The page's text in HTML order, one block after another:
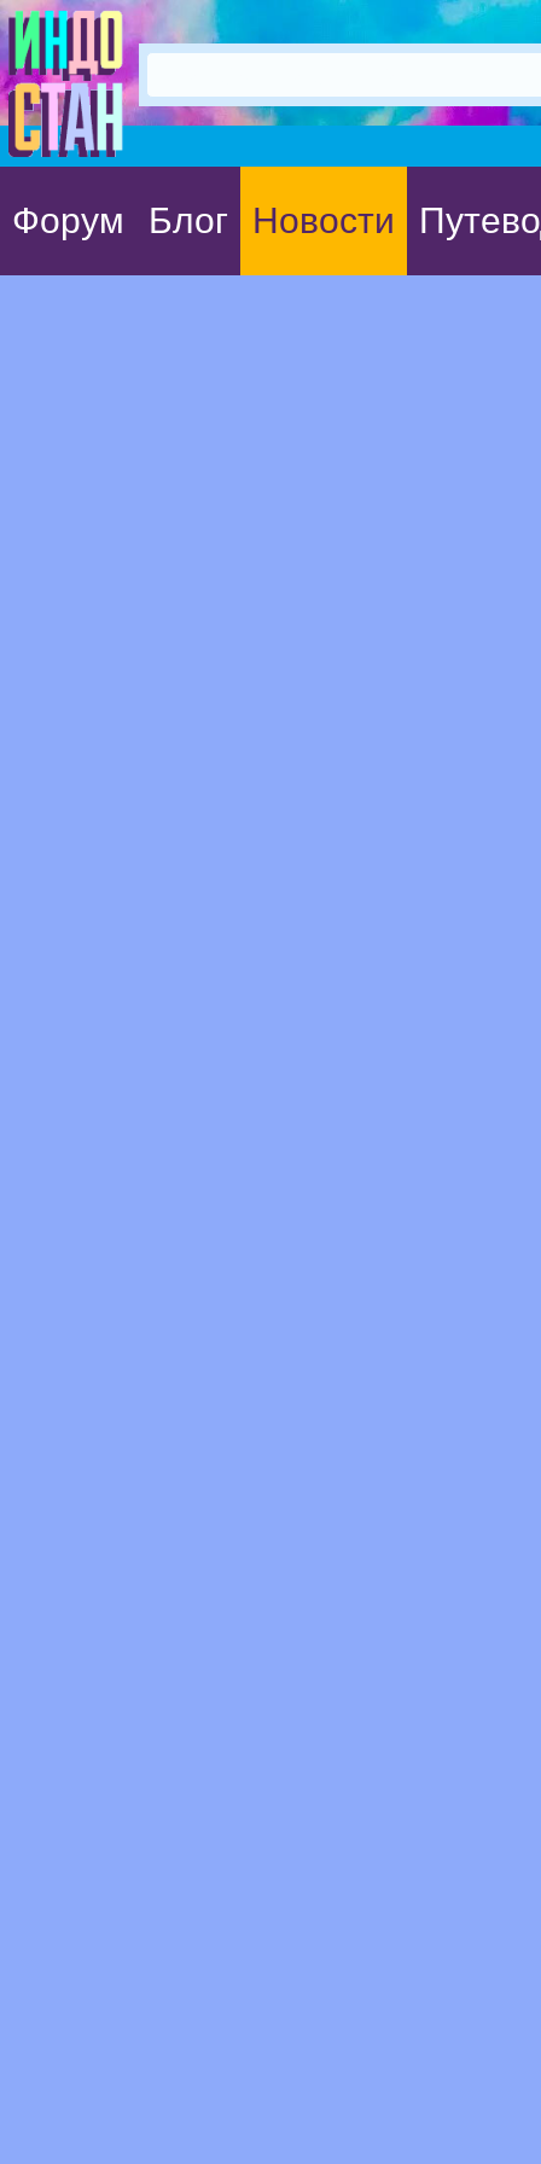
Форум Блог Новости